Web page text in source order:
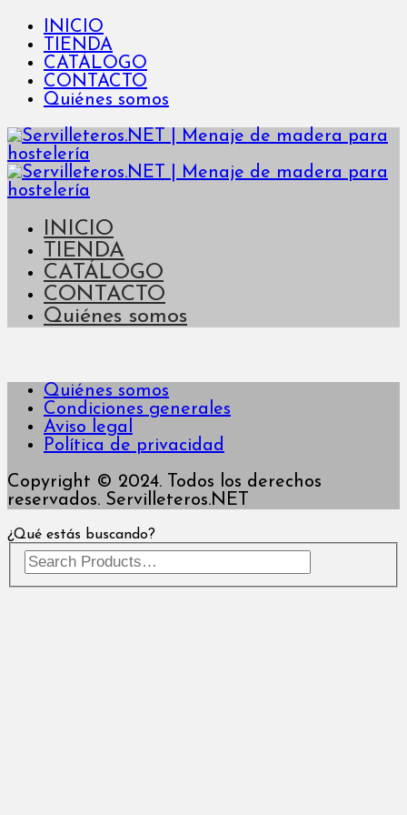
INICIO
TIENDA
CATÁLOGO
CONTACTO
Quiénes somos
INICIO
TIENDA
CATÁLOGO
CONTACTO
Quiénes somos
Quiénes somos
Condiciones generales
Aviso legal
Política de privacidad
Copyright © 2024. Todos los derechos
reservados. Servilleteros.NET
¿Qué estás buscando?